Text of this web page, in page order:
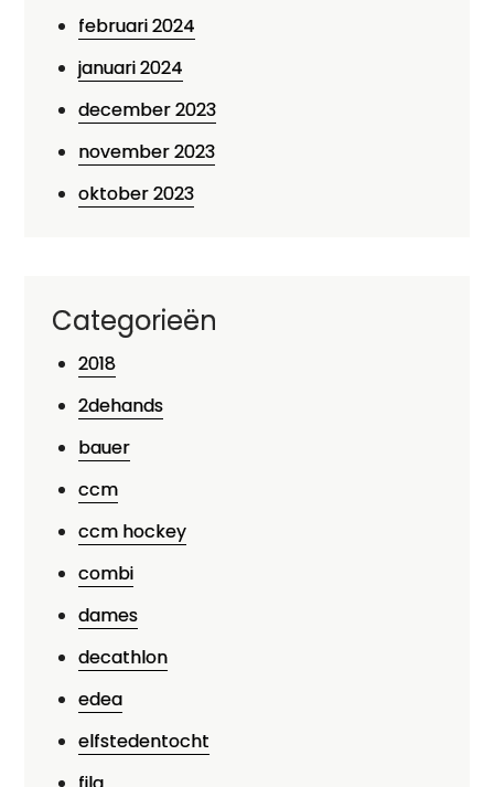
februari 2024
januari 2024
december 2023
november 2023
oktober 2023
Categorieën
2018
2dehands
bauer
ccm
ccm hockey
combi
dames
decathlon
edea
elfstedentocht